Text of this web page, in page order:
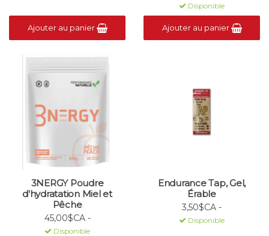
Ajouter au panier
Disponible
Ajouter au panier
3NERGY Poudre
d'hydratation Miel et
Pêche
45,00$CA -
Disponible
Endurance Tap, Gel,
Érable
3,50$CA -
Disponible